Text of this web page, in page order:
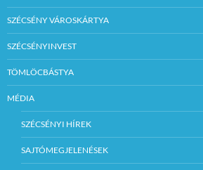
SZÉCSÉNY VÁROSKÁRTYA
SZÉCSÉNYINVEST
TÖMLÖCBÁSTYA
MÉDIA
SZÉCSÉNYI HÍREK
SAJTÓMEGJELENÉSEK